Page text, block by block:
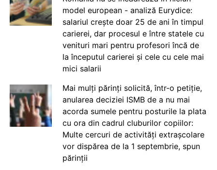
model european - analiză Eurydice:
salariul crește doar 25 de ani în timpul
carierei, dar procesul e între statele cu
venituri mari pentru profesori încă de
la începutul carierei și cele cu cele mai
mici salarii
Mai mulți părinți solicită, într-o petiție,
anularea deciziei ISMB de a nu mai
acorda sumele pentru posturile la plata
cu ora din cadrul cluburilor copiilor:
Multe cercuri de activități extrașcolare
vor dispărea de la 1 septembrie, spun
părinții